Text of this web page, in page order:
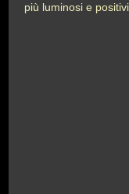
più luminosi e positivi.